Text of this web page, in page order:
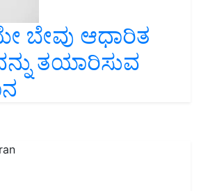
ಬೇವು ಆಧಾರಿತ
ತಯಾರಿಸುವ